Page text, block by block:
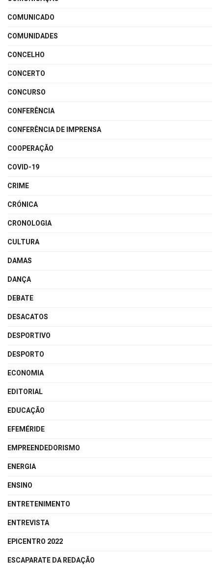
COMUNICADO
COMUNIDADES
CONCELHO
CONCERTO
CONCURSO
CONFERÊNCIA
CONFERÊNCIA DE IMPRENSA
COOPERAÇÃO
COVID-19
CRIME
CRÓNICA
CRONOLOGIA
CULTURA
DAMAS
DANÇA
DEBATE
DESACATOS
DESPORTIVO
DESPORTO
ECONOMIA
EDITORIAL
EDUCAÇÃO
EFEMÉRIDE
EMPREENDEDORISMO
ENERGIA
ENSINO
ENTRETENIMENTO
ENTREVISTA
EPICENTRO 2022
ESCAPARATE DA REDAÇÃO